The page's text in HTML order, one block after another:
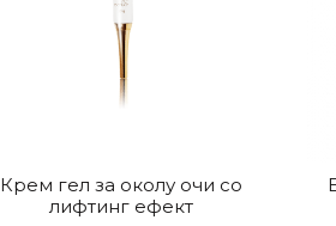
Крем гел за околу очи со
лифтинг ефект